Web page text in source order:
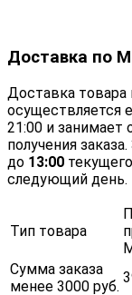
Доставка по
Доставка
осуществляется
21:00 и занимает
получения
до 13:00
следующий день.
Тип товара
Сумма заказа
менее 3000 руб.